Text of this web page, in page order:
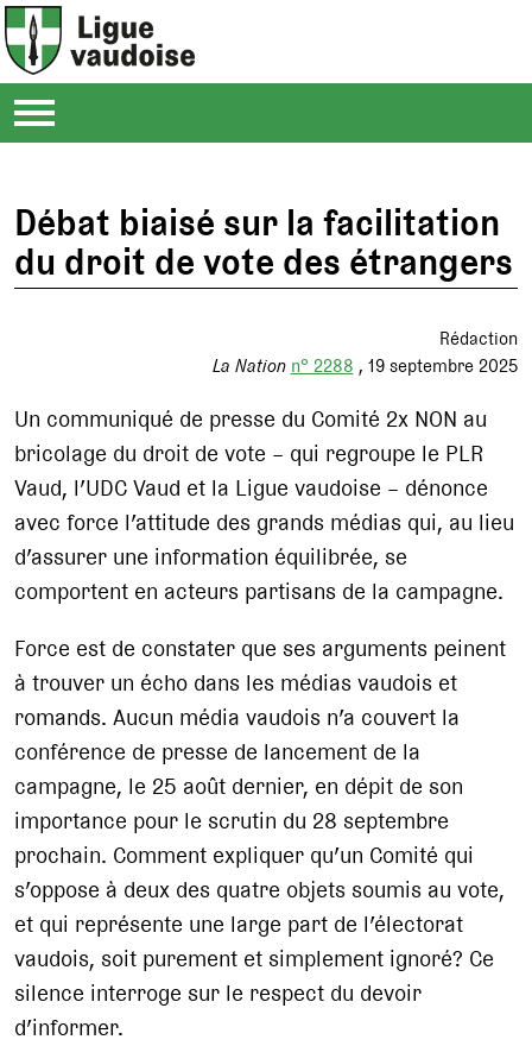
Débat biaisé sur la facilitation
du droit de vote des étrangers
Rédaction
La Nation n° 2288 19 septembre 2025
Un communiqué de presse du Comité 2x NON au
bricolage du droit de vote – qui regroupe le PLR
Vaud, l’UDC Vaud et la Ligue vaudoise – dénonce
avec force l’attitude des grands médias qui, au lieu
d’assurer une information équilibrée, se
comportent en acteurs partisans de la campagne.
Force est de constater que ses arguments peinent
à trouver un écho dans les médias vaudois et
romands. Aucun média vaudois n’a couvert la
conférence de presse de lancement de la
campagne, le 25 août dernier, en dépit de son
importance pour le scrutin du 28 septembre
prochain. Comment expliquer qu’un Comité qui
s’oppose à deux des quatre objets soumis au vote,
et qui représente une large part de l’électorat
vaudois, soit purement et simplement ignoré? Ce
silence interroge sur le respect du devoir
d’informer.